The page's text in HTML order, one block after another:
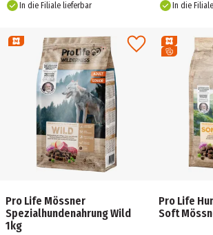
In die Filiale lieferbar
In die
Pro Life Mössner
Spezialhundenahrung Wild
1kg
Pro Life
Soft